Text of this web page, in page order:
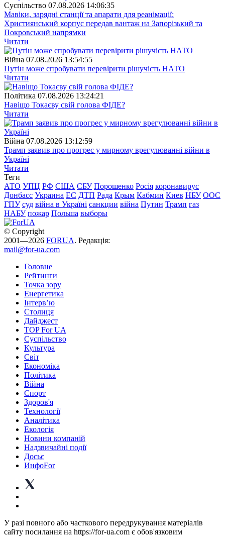
Суспiльство 07.08.2026 14:06:35
Мавіки, зарядні станції та апарати для реанімації:
Християнський корпус передав вантаж на Запорізький та
Покровський напрямки
Читати
Війна 07.08.2026 13:54:55
Путін може спробувати перевірити рішучість НАТО
Читати
Полiтика 07.08.2026 13:24:21
Навіщо Токаєву свій голова ФІДЕ?
Читати
Війна 07.08.2026 13:12:59
Трамп заявив про прогрес у мирному врегулюванні війни в
Україні
Читати
Теги
АТО УПЦ РФ США СБУ Порошенко Росія коронавирус
Донбасс Украина ЕС ДТП Рада Крым Кабмин Киев НБУ ООС
ГПУ суд війна в Україні санкции війна Путин Трамп газ
НАБУ пожар Польша выборы
© Copyright
2001—2026 FORUA. Редакція:
mail@for-ua.com
Головне
Рейтинги
Точка зору
Енергетика
Інтерв’ю
Столиця
Дайджест
TOP For UA
Суспiльство
Культура
Світ
Економіка
Політика
Війна
Спорт
Здоров'я
Технології
Аналітика
Екологія
Новини компаній
Надзвичайні події
Досьє
ИнфоFor
У разі повного або часткового передрукування матеріалів
сайту посилання на https://for-ua.com є обов'язковим